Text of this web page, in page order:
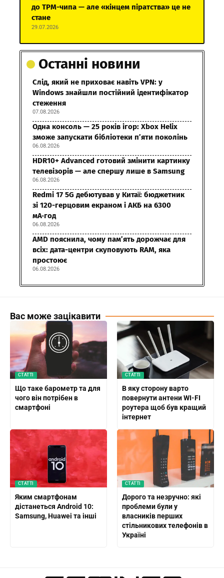
до TPM-чипа — але «кінцем піратства» це не
стане
29.07.2026
Останні новини
Слід, який не приховає навіть VPN: у
Windows знайшли постійний ідентифікатор
стеження
07.08.2026
Одна консоль — 25 років ігор: Xbox Helix
зможе запускати бібліотеки п’яти поколінь
06.08.2026
HDR10+ Advanced готовий змінити картинку
телевізорів — але спершу лише в Samsung
06.08.2026
Redmi 17 5G дебютував у Китаї: бюджетник
зі 120-герцовим екраном і АКБ на 6300
мА·год
06.08.2026
AMD пояснила, чому пам’ять дорожчає для
всіх: дата-центри скуповують RAM, яка
простоює
06.08.2026
Вас може зацікавити
СТАТТІ
Що таке барометр та для
чого він потрібен в
смартфоні
СТАТТІ
В яку сторону варто
повернути антени WI-FI
роутера щоб був кращий
інтернет
СТАТТІ
Яким смартфонам
дістанеться Android 10:
Samsung, Huawei та інші
СТАТТІ
Дорого та незручно: які
проблеми були у
власників перших
стільникових телефонів в
Україні